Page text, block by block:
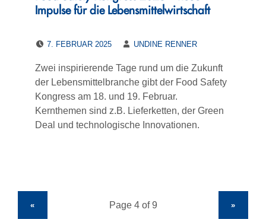
Impulse für die Lebensmittelwirtschaft
7. FEBRUAR 2025
UNDINE RENNER
Zwei inspirierende Tage rund um die Zukunft
der Lebensmittelbranche gibt der Food Safety
Kongress am 18. und 19. Februar.
Kernthemen sind z.B. Lieferketten, der Green
Deal und technologische Innovationen.
« »